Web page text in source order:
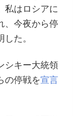
私はロシアに
、今夜から停
た。
シキー大統領
の停戦を宣言